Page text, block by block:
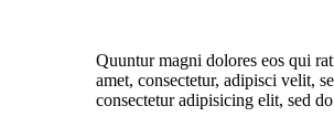
Quuntur magni dolores eos qui
amet, consectetur, adipisci velit,
consectetur adipisicing elit, sed